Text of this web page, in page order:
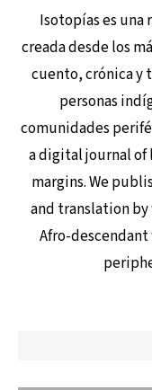
Isotopías es
creada desde los
cuento, crónica y
personas
comunidades
a digital journal
margins. We
and translation
Afro-